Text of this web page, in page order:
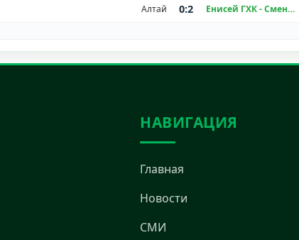
Алтай 0:2 Енисей ГХК - Смена
НАВИГАЦИЯ
Главная
Новости
СМИ